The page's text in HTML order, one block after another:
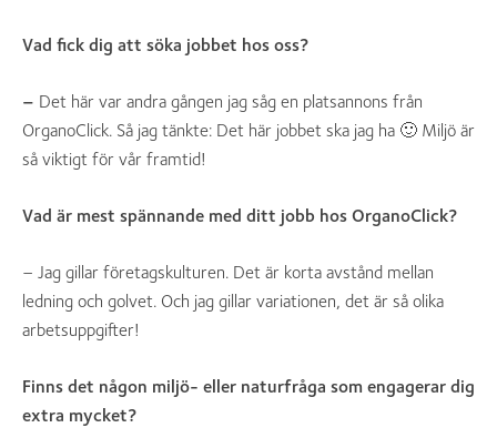
Vad fick dig att söka jobbet hos oss?
– Det här var andra gången jag såg en platsannons från
OrganoClick. Så jag tänkte: Det här jobbet ska jag ha 🙂 Miljö är
så viktigt för vår framtid!
Vad är mest spännande med ditt jobb hos OrganoClick?
– Jag gillar företagskulturen. Det är korta avstånd mellan
ledning och golvet. Och jag gillar variationen, det är så olika
arbetsuppgifter!
Finns det någon miljö- eller naturfråga som engagerar dig
extra mycket?